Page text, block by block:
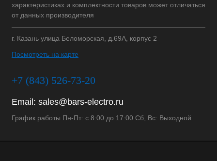
характеристиках и комплектности товаров может отличаться
от данных производителя
г. Казань улица Беломорская, д.69А, корпус 2
Посмотреть на карте
+7 (843) 526-73-20
Email: sales@bars-electro.ru
График работы Пн-Пт: с 8:00 до 17:00 Сб, Вс: Выходной